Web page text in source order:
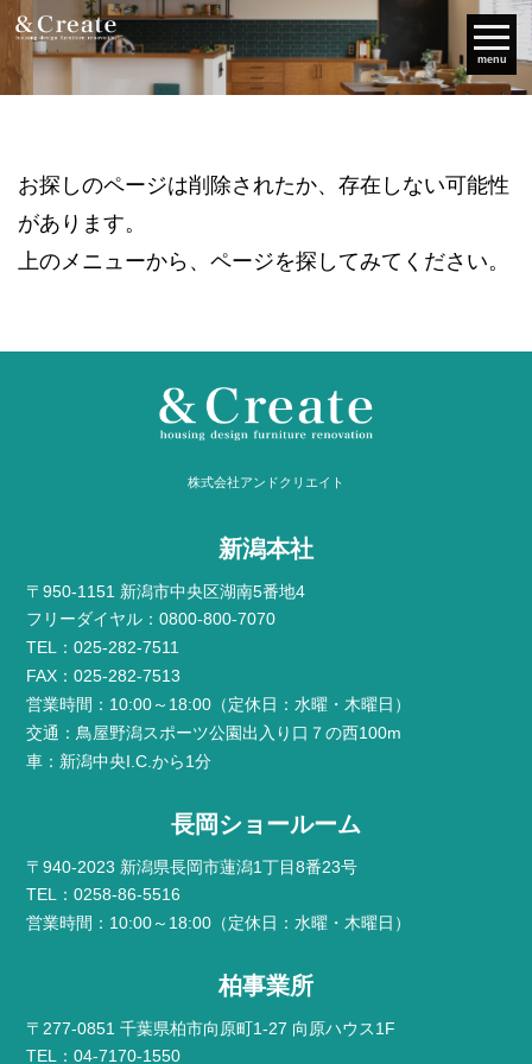
menu
お探しのページは削除されたか、存在しない可能性
があります。
上のメニューから、ページを探してみてください。
株式会社アンドクリエイト
新潟本社
〒950-1151 新潟市中央区湖南5番地4
フリーダイヤル：0800-800-7070
TEL：025-282-7511
FAX：025-282-7513
営業時間：10:00～18:00（定休日：水曜・木曜日）
交通：鳥屋野潟スポーツ公園出入り口７の西100m
車：新潟中央I.C.から1分
長岡ショールーム
〒940-2023 新潟県長岡市蓮潟1丁目8番23号
TEL：0258-86-5516
営業時間：10:00～18:00（定休日：水曜・木曜日）
柏事業所
〒277-0851 千葉県柏市向原町1-27 向原ハウス1F
TEL：04-7170-1550